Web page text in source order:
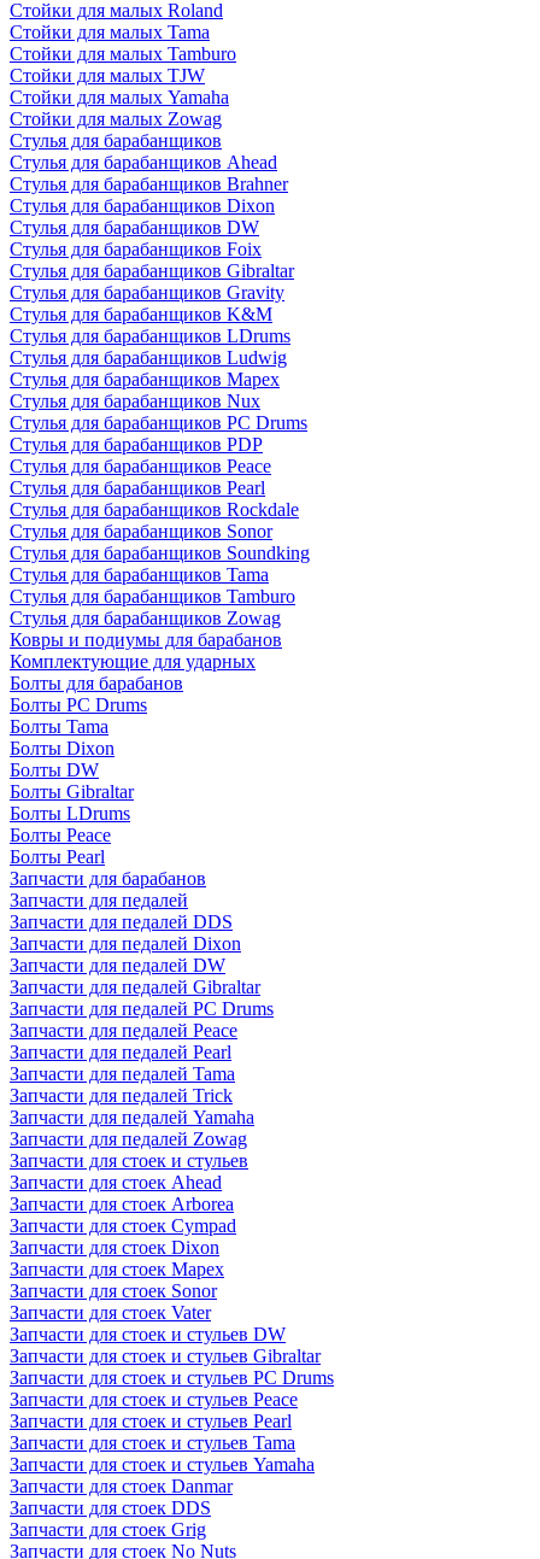
Стойки для малых Roland
Стойки для малых Tama
Стойки для малых Tamburo
Стойки для малых TJW
Стойки для малых Yamaha
Стойки для малых Zowag
Стулья для барабанщиков
Стулья для барабанщиков Ahead
Стулья для барабанщиков Brahner
Стулья для барабанщиков Dixon
Стулья для барабанщиков DW
Стулья для барабанщиков Foix
Стулья для барабанщиков Gibraltar
Стулья для барабанщиков Gravity
Стулья для барабанщиков K&M
Стулья для барабанщиков LDrums
Стулья для барабанщиков Ludwig
Стулья для барабанщиков Mapex
Стулья для барабанщиков Nux
Стулья для барабанщиков PC Drums
Стулья для барабанщиков PDP
Стулья для барабанщиков Peace
Стулья для барабанщиков Pearl
Стулья для барабанщиков Rockdale
Стулья для барабанщиков Sonor
Стулья для барабанщиков Soundking
Стулья для барабанщиков Tama
Стулья для барабанщиков Tamburo
Стулья для барабанщиков Zowag
Ковры и подиумы для барабанов
Комплектующие для ударных
Болты для барабанов
Болты PC Drums
Болты Tama
Болты Dixon
Болты DW
Болты Gibraltar
Болты LDrums
Болты Peace
Болты Pearl
Запчасти для барабанов
Запчасти для педалей
Запчасти для педалей DDS
Запчасти для педалей Dixon
Запчасти для педалей DW
Запчасти для педалей Gibraltar
Запчасти для педалей PC Drums
Запчасти для педалей Peace
Запчасти для педалей Pearl
Запчасти для педалей Tama
Запчасти для педалей Trick
Запчасти для педалей Yamaha
Запчасти для педалей Zowag
Запчасти для стоек и стульев
Запчасти для стоек Ahead
Запчасти для стоек Arborea
Запчасти для стоек Cympad
Запчасти для стоек Dixon
Запчасти для стоек Mapex
Запчасти для стоек Sonor
Запчасти для стоек Vater
Запчасти для стоек и стульев DW
Запчасти для стоек и стульев Gibraltar
Запчасти для стоек и стульев PC Drums
Запчасти для стоек и стульев Peace
Запчасти для стоек и стульев Pearl
Запчасти для стоек и стульев Tama
Запчасти для стоек и стульев Yamaha
Запчасти для стоек Danmar
Запчасти для стоек DDS
Запчасти для стоек Grig
Запчасти для стоек No Nuts